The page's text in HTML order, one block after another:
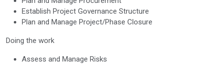
Establish Project Governance Structure
Plan and Manage Project/Phase Closure
Doing the work
Assess and Manage Risks